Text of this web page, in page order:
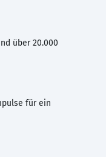
über 20.000
für ein